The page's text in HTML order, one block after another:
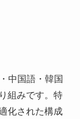
中国語・韓国
組みです。特
化された構成